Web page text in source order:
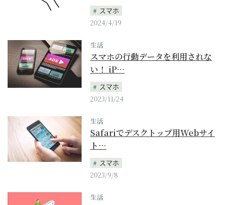
スマホ
2024/4/19
生活
スマホの行動データを利用されな
い！ iP…
スマホ
2023/11/24
生活
Safariでデスクトップ用Webサイ
ト…
スマホ
2023/9/8
生活